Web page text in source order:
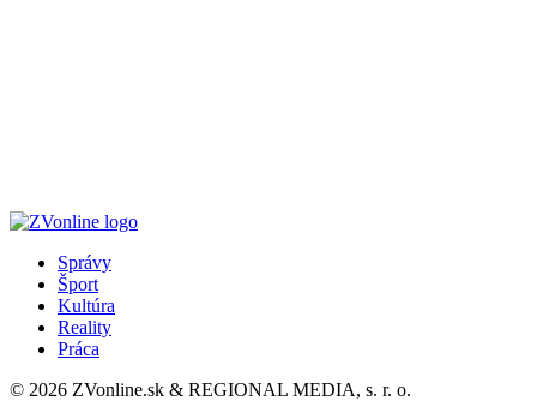
Správy
Šport
Kultúra
Reality
Práca
© 2026 ZVonline.sk & REGIONAL MEDIA, s. r. o.